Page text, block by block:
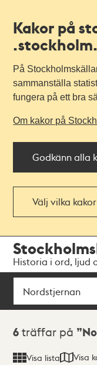
Kakor på
På
sammanställa
fungera på ett bra
Om kakor på
Godkänn alla
Välj vilka
navigationen
huvudinnehållet
Historia i ord, ljud
Sök
Sökresultat
6 träffar på
Visa lista Visa